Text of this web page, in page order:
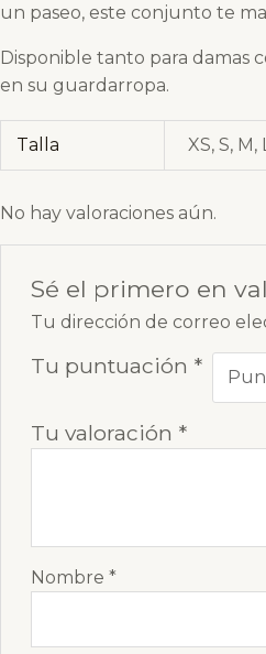
un paseo, este conjunto te
Disponible tanto para damas
en su guardarropa.
Talla XS, S, M,
No hay valoraciones aún.
Sé el primero en
Tu dirección de correo
Tu puntuación *
Tu valoración *
Nombre *